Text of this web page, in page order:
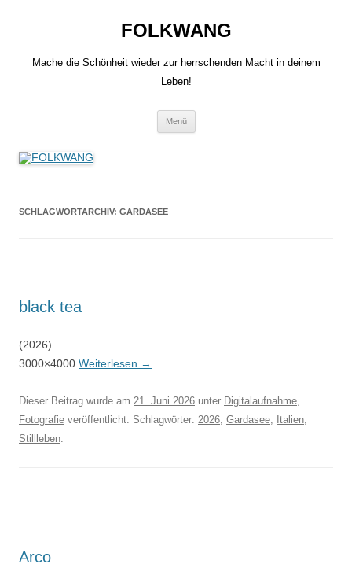
FOLKWANG
Mache die Schönheit wieder zur herrschenden Macht in deinem
Leben!
Menü
SCHLAGWORTARCHIV: GARDASEE
black tea
(2026)
3000×4000 Weiterlesen →
Dieser Beitrag wurde am 21. Juni 2026 unter Digitalaufnahme,
Fotografie veröffentlicht. Schlagwörter: 2026, Gardasee, Italien,
Stillleben.
Arco